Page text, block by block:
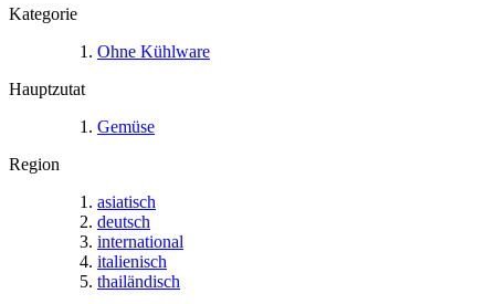
Kategorie
Ohne Kühlware
Hauptzutat
Gemüse
Region
asiatisch
deutsch
international
italienisch
thailändisch